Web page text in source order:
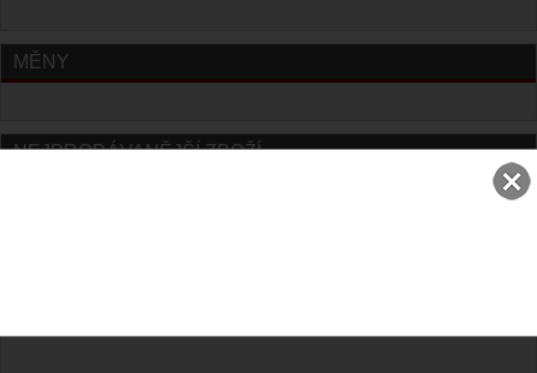
MĚNY
NEJPRODÁVANĚJŠÍ ZBOŽÍ